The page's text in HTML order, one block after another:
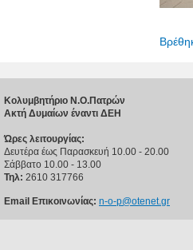
Κολυμβητήριο Ν.Ο.Πατρών
Ακτή Δυμαίων έναντι ΔΕΗ
Ώρες λειτουργίας:
Δευτέρα έως Παρασκευή 10.00 - 20.00
Σάββατο 10.00 - 13.00
Τηλ: 2610 317766
Email Επικοινωνίας: n-o-p@otenet.gr